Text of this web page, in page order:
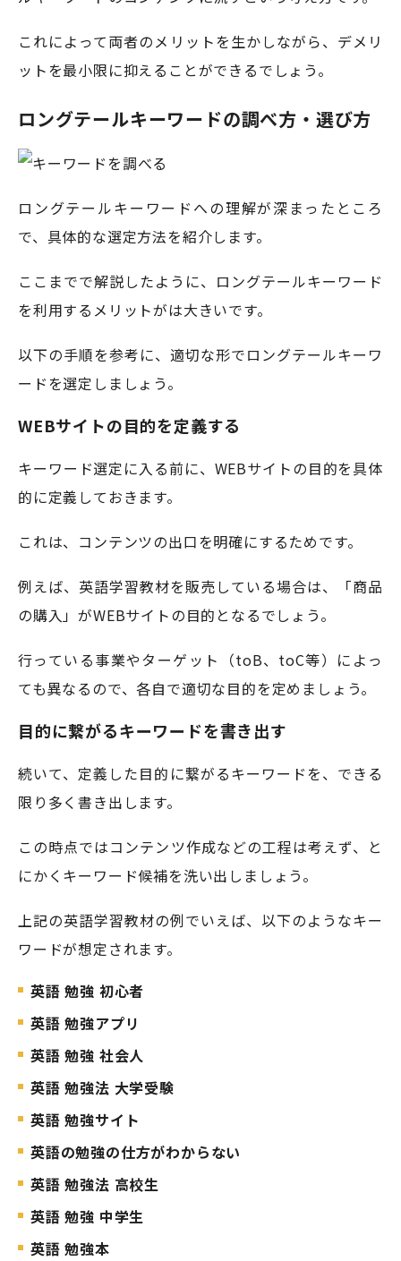
これによって両者のメリットを生かしながら、デメリ
ットを最小限に抑えることができるでしょう。
ロングテールキーワードの調べ方・選び方
ロングテールキーワードへの理解が深まったところ
で、具体的な選定方法を紹介します。
ここまでで解説したように、ロングテールキーワード
を利用するメリットがは大きいです。
以下の手順を参考に、適切な形でロングテールキーワ
ードを選定しましょう。
WEBサイトの目的を定義する
キーワード選定に入る前に、WEBサイトの目的を具体
的に定義しておきます。
これは、コンテンツの出口を明確にするためです。
例えば、英語学習教材を販売している場合は、「商品
の購入」がWEBサイトの目的となるでしょう。
行っている事業やターゲット（toB、toC等）によっ
ても異なるので、各自で適切な目的を定めましょう。
目的に繋がるキーワードを書き出す
続いて、定義した目的に繋がるキーワードを、できる
限り多く書き出します。
この時点ではコンテンツ作成などの工程は考えず、と
にかくキーワード候補を洗い出しましょう。
上記の英語学習教材の例でいえば、以下のようなキー
ワードが想定されます。
英語 勉強 初心者
英語 勉強アプリ
英語 勉強 社会人
英語 勉強法 大学受験
英語 勉強サイト
英語の勉強の仕方がわからない
英語 勉強法 高校生
英語 勉強 中学生
英語 勉強本